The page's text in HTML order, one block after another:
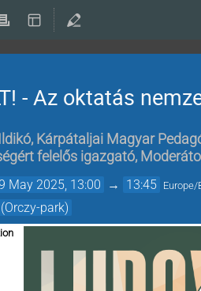
- Az oktatás
Kárpátaljai Magyar
felelős igazgató,
May 2025, 13:00 → 13:45
park)